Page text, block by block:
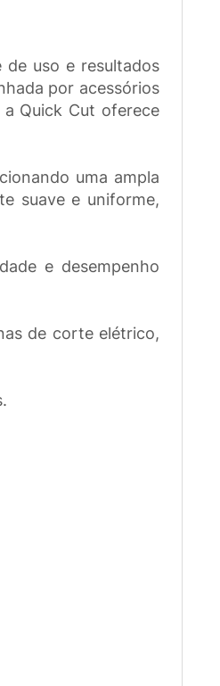
uso e resultados
por acessórios
Quick Cut oferece
uma ampla
suave e uniforme,
e desempenho
de corte elétrico,